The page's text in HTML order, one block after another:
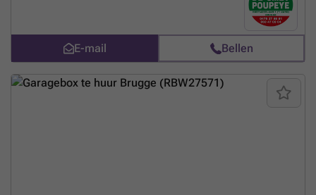
E-mail Bellen